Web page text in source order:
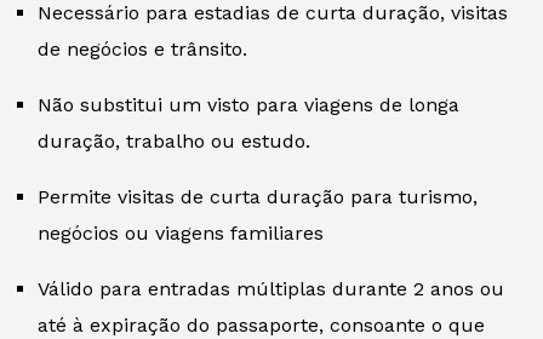
Necessário para estadias de curta duração, visitas
de negócios e trânsito.
Não substitui um visto para viagens de longa
duração, trabalho ou estudo.
Permite visitas de curta duração para turismo,
negócios ou viagens familiares
Válido para entradas múltiplas durante 2 anos ou
até à expiração do passaporte, consoante o que